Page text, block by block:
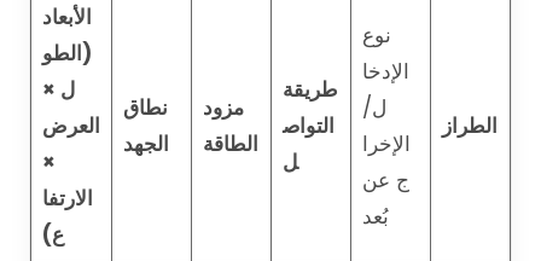
الطراز
نوع
الإدخا
ل/
الإخرا
ج عن
بُعد
طريقة
التواص
ل
مزود
الطاقة
نطاق
الجهد
الأبعاد
(الطو
ل ×
العرض
×
الارتفا
ع)